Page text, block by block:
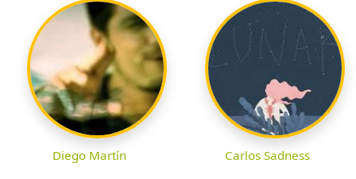
Diego Martín Carlos Sadness